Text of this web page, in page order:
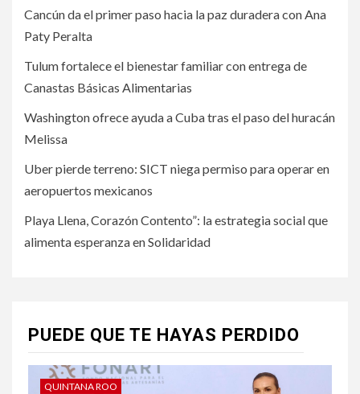
Cancún da el primer paso hacia la paz duradera con Ana
Paty Peralta
Tulum fortalece el bienestar familiar con entrega de
Canastas Básicas Alimentarias
Washington ofrece ayuda a Cuba tras el paso del huracán
Melissa
Uber pierde terreno: SICT niega permiso para operar en
aeropuertos mexicanos
Playa Llena, Corazón Contento”: la estrategia social que
alimenta esperanza en Solidaridad
PUEDE QUE TE HAYAS PERDIDO
QUINTANA ROO